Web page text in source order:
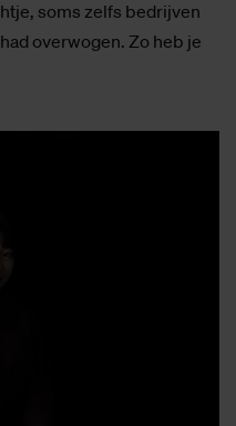
soms zelfs bedrijven
overwogen. Zo heb je